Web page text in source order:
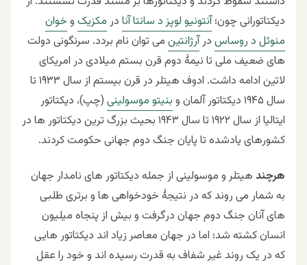
دیکتاتورانی چون؛آنتونیو لوپز د سانتا آنا در مکزیک و خوان
منوئل د روساس درآرژانتین می توان نام بردد. سرنگونی دولت
های ضعیف ملی تا نیمۀ دوم قرن بستم میلادی در امریکای
لاتین ادامه داشت. ادوف هیتلر در قرن بیستم
از سال ۱۹۳۳ تا
سال ۱۹۴۵ دیکتاتور آلمان و
بنیتو موسولینی (چپ)، دیکتاتور
ایتالیا از سال ۱۹۲۲ تا سال ۱۹۴۳ بحیث بزرگ ترین دیکتاتور ها در
کشورهای یادشده تا پایان جنگ دوم جهانی حکومت کردند.
هرچند هیتلر و موسولینی از جمله دیکتاتور های نامدار جهان
به شمار می روند که در نتیجۀ خودخواهی ها و برتری طلبی
های آنان جنگ دوم جهان درگرفت و بیش از پنجاه میلیون
انسان کشته شد؛ اما در جهان معاصر زیاد اند دیکتاتور هایی
که در یک روند غیر شفاف به قدرت رسیده اند و خود را عقل